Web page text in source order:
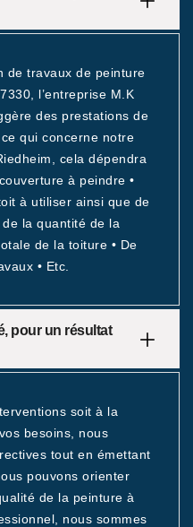
de travaux de peinture
l’entreprise M.K
des prestations de
qui concerne notre
cela dépendra
à peindre •
à utiliser ainsi que de
la quantité de la
de la toiture • De
• Etc.
pour un résultat
soit à la
besoins, nous
tout en émettant
pouvons orienter
de la peinture à
nous sommes